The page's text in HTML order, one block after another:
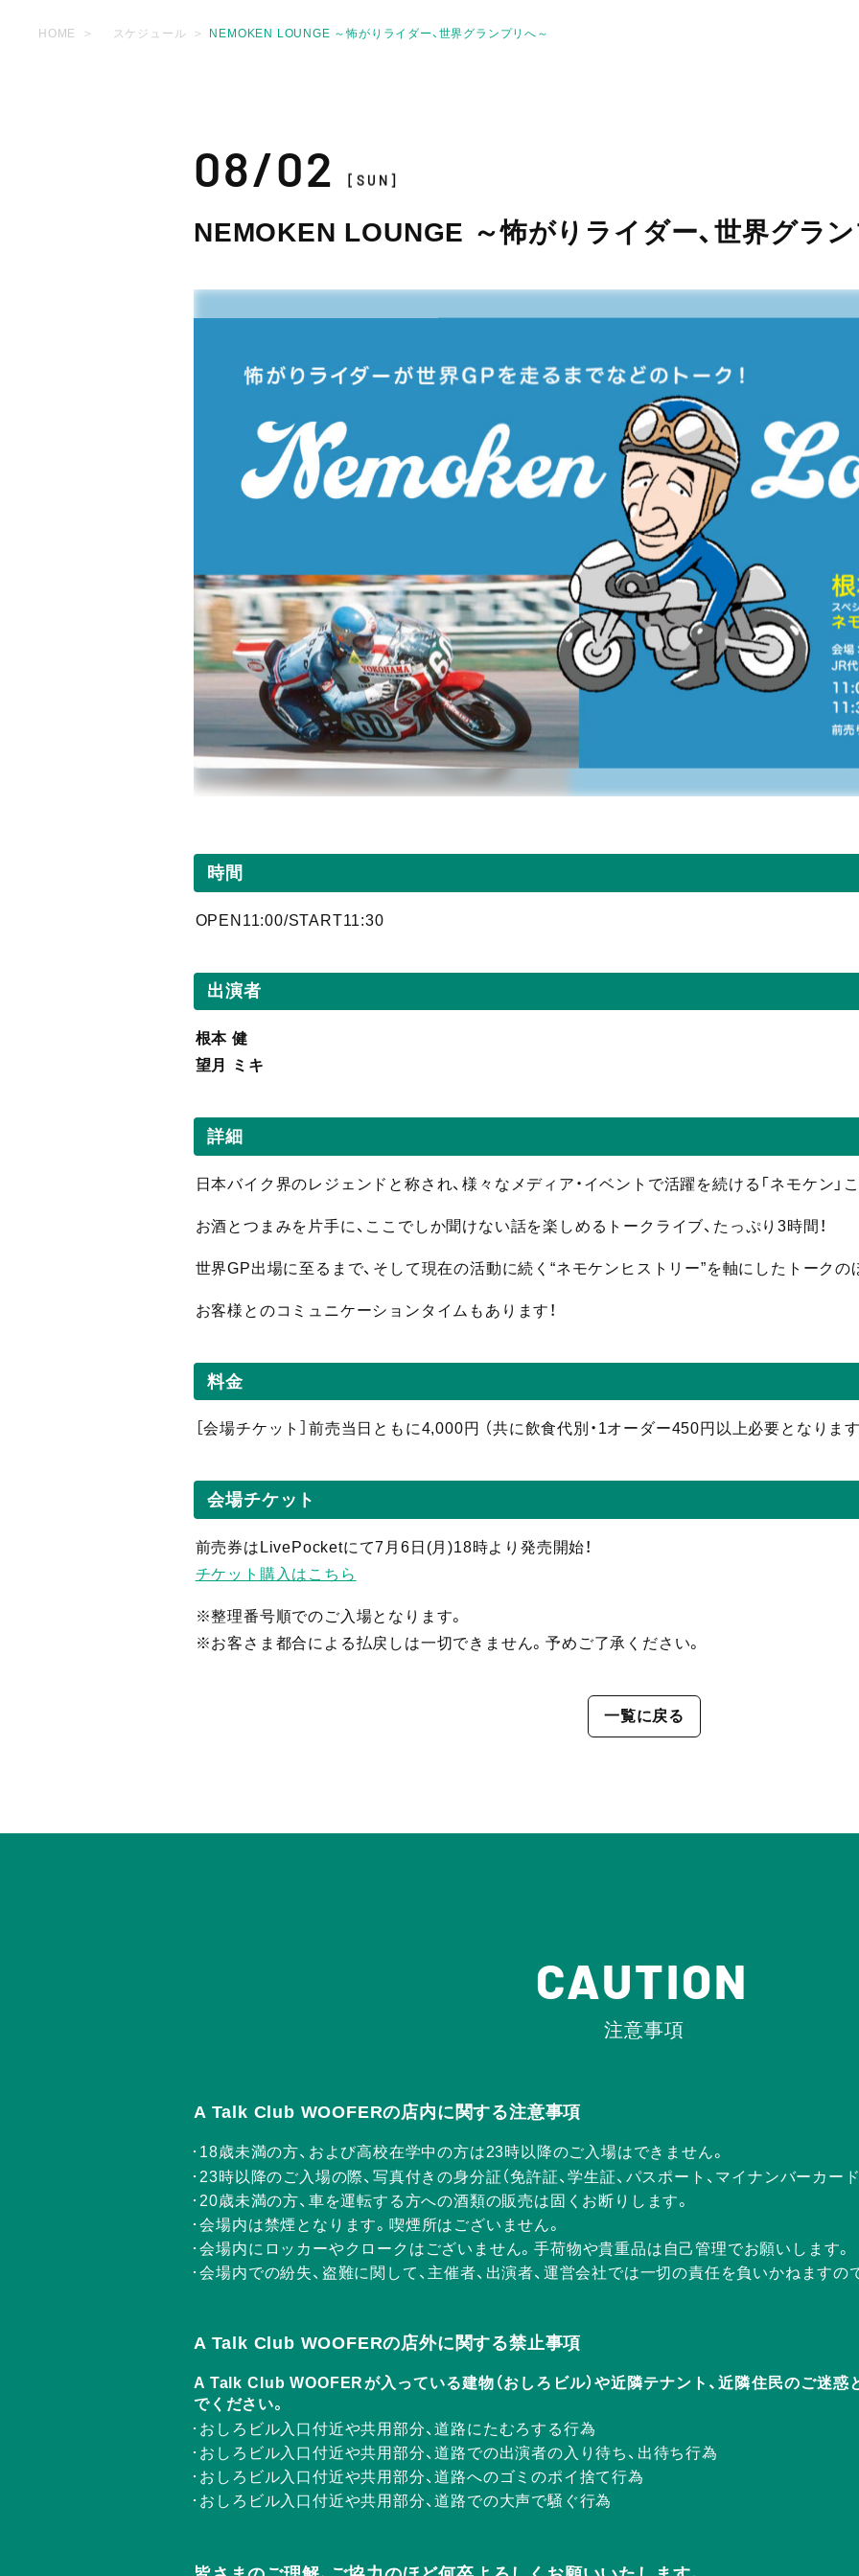
HOME スケジュール NEMOKEN LOUNGE ～怖がりライダー、世界グランプリへ～
08/02 [SUN]
NEMOKEN LOUNGE ～怖がりライダー、世界グラ
時間
OPEN11:00/START11:30
出演者
根本 健
望月 ミキ
詳細
日本バイク界のレジェンドと称され、様々なメディア・イベントで活躍を続ける「ネモケン」
お酒とつまみを片手に、ここでしか聞けない話を楽しめるトークライブ、たっぷり3時間！
世界GP出場に至るまで、そして現在の活動に続く“ネモケンヒストリー”を軸にしたトークの
お客様とのコミュニケーションタイムもあります！
料金
［会場チケット］前売当日ともに4,000円 （共に飲食代別・1オーダー450円以上必要となります
会場チケット
前売券はLivePocketにて7月6日(月)18時より発売開始！
チケット購入はこちら
※整理番号順でのご入場となります。
※お客さま都合による払戻しは一切できません。予めご了承ください。
一覧に戻る
CAUTION
注意事項
A Talk Club WOOFERの店内に関する注意事項
18歳未満の方、および高校在学中の方は23時以降のご入場はできません。
23時以降のご入場の際、写真付きの身分証（免許証、学生証、パスポート、マイナンバーカー
20歳未満の方、車を運転する方への酒類の販売は固くお断りします。
会場内は禁煙となります。喫煙所はございません。
会場内にロッカーやクロークはございません。手荷物や貴重品は自己管理でお願いします。
会場内での紛失、盗難に関して、主催者、出演者、運営会社では一切の責任を負いかねますの
A Talk Club WOOFERの店外に関する禁止事項
A Talk Club WOOFERが入っている建物（おしろビル）や近隣テナント、近隣住民のご迷
でください。
おしろビル入口付近や共用部分、道路にたむろする行為
おしろビル入口付近や共用部分、道路での出演者の入り待ち、出待ち行為
おしろビル入口付近や共用部分、道路へのゴミのポイ捨て行為
おしろビル入口付近や共用部分、道路での大声で騒ぐ行為